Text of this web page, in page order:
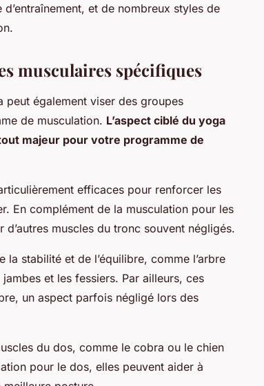
et de nombreux styles de
musculaires spécifiques
peut également viser des groupes
de musculation. L’aspect ciblé du yoga
majeur pour votre programme de
efficaces pour renforcer les
En complément de la musculation pour les
muscles du tronc souvent négligés.
stabilité et de l’équilibre, comme l’arbre
et les fessiers. Par ailleurs, ces
un aspect parfois négligé lors des
du dos, comme le cobra ou le chien
pour le dos, elles peuvent aider à